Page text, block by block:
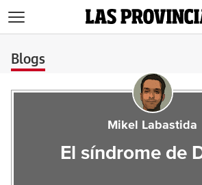
Blogs
Mikel Labastida
El síndrome de